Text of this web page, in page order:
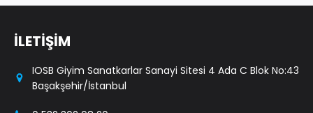
İLETİŞİM
IOSB Giyim Sanatkarlar Sanayi Sitesi 4 Ada C Blok No:43
Başakşehir/İstanbul